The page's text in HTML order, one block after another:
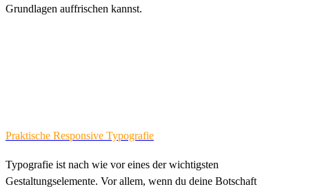
Grundlagen auffrischen kannst.
Praktische Responsive Typografie
Typografie ist nach wie vor eines der wichtigsten
Gestaltungselemente. Vor allem, wenn du deine Botschaft